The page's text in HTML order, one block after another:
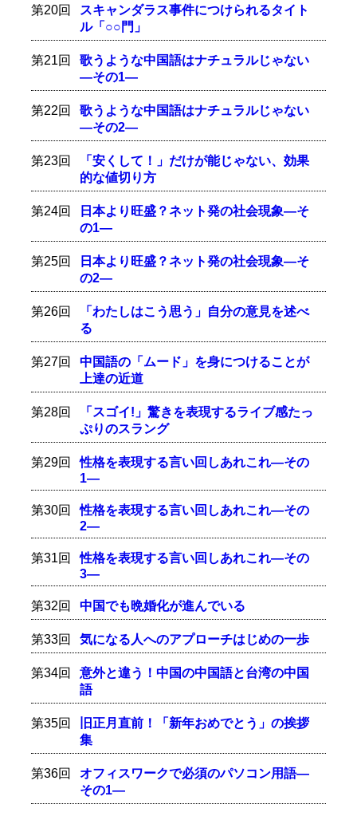
第20回
スキャンダラス事件につけられるタイト
ル「○○門」
第21回
歌うような中国語はナチュラルじゃない
―その1―
第22回
歌うような中国語はナチュラルじゃない
―その2―
第23回
「安くして！」だけが能じゃない、効果
的な値切り方
第24回
日本より旺盛？ネット発の社会現象―そ
の1―
第25回
日本より旺盛？ネット発の社会現象―そ
の2―
第26回
「わたしはこう思う」自分の意見を述べ
る
第27回
中国語の「ムード」を身につけることが
上達の近道
第28回
「スゴイ!」驚きを表現するライブ感たっ
ぷりのスラング
第29回
性格を表現する言い回しあれこれ―その
1―
第30回
性格を表現する言い回しあれこれ―その
2―
第31回
性格を表現する言い回しあれこれ―その
3―
第32回 中国でも晩婚化が進んでいる
第33回 気になる人へのアプローチはじめの一歩
第34回
意外と違う！中国の中国語と台湾の中国
語
第35回
旧正月直前！「新年おめでとう」の挨拶
集
第36回
オフィスワークで必須のパソコン用語―
その1―